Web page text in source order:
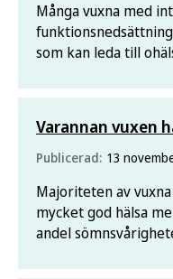
Många vuxna med
som kan leda till
för att främja ett
Varannan vuxen
Publicerad: 13
Majoriteten av
mycket god hälsa
andel
publiceras